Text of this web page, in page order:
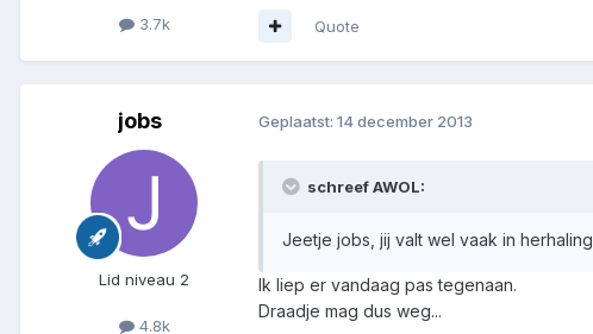
3.7k Quote
jobs
Lid niveau 2
4.8k
Geplaatst: 14 december 2013
schreef AWOL:
Jeetje jobs, jij valt wel vaak in herhaling
Ik liep er vandaag pas tegenaan.
Draadje mag dus weg...